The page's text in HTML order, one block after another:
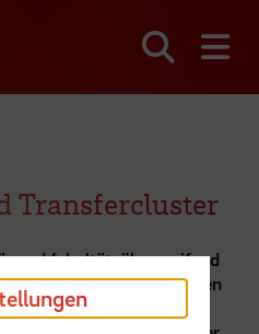
Transfercluster
und fakultätsübergreifend
Lösungen
erarbeiten –